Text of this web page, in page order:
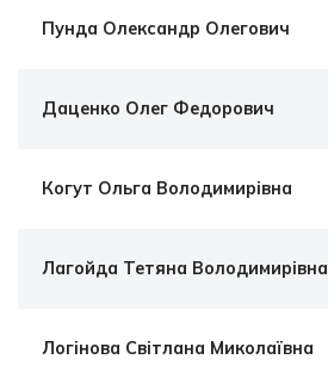
Пунда Олександр Олегович
Даценко Олег Федорович
Когут Ольга Володимирівна
Лагойда Тетяна Володимирівна
Логінова Світлана Миколаївна